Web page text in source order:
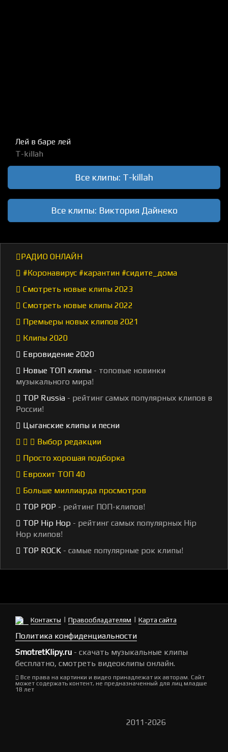
Лей в баре лей
T-killah
Все клипы: T-killah
Все клипы: Виктория Дайнеко
РАДИО ОНЛАЙН
#Коронавирус #карантин #сидите_дома
Смотреть новые клипы 2023
Смотреть новые клипы 2022
Премьеры новых клипов 2021
Клипы 2020
Евровидение 2020
Новые ТОП клипы - топовые новинки
музыкального мира!
TOP Russia - рейтинг самых популярных клипов в
России!
Цыганские клипы и песни
Выбор редакции
Просто хорошая подборка
Еврохит ТОП 40
Больше миллиарда просмотров
TOP POP - рейтинг ПОП-клипов!
TOP Hip Hop - рейтинг самых популярных Hip
Hop клипов!
TOP ROCK - самые популярные рок клипы!
Контакты | Правообладателям | Карта сайта
Политика конфиденциальности
SmotretKlipy.ru - скачать музыкальные клипы
бесплатно, смотреть видеоклипы онлайн.
Все права на картинки и видео принадлежат их авторам. Сайт
может содержать контент, не предназначенный для лиц младше
18 лет
2011-2026